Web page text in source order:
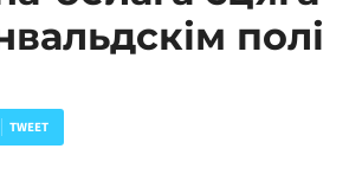
полі
TWEET